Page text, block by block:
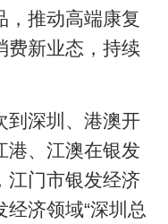
，推动高端康复
费新业态，持续
到深圳、港澳开
港、江澳在银发
江门市银发经济
济领域“深圳总